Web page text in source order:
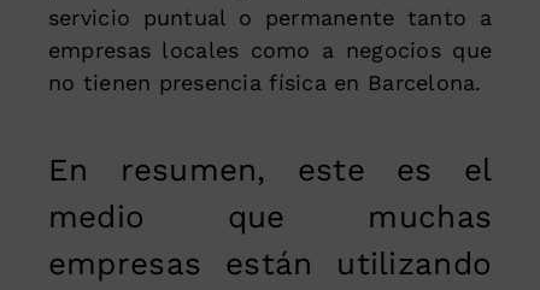
servicio puntual o permanente tanto a
empresas locales como a negocios que
no tienen presencia física en Barcelona.
En resumen, este es el
medio que muchas
empresas están utilizando